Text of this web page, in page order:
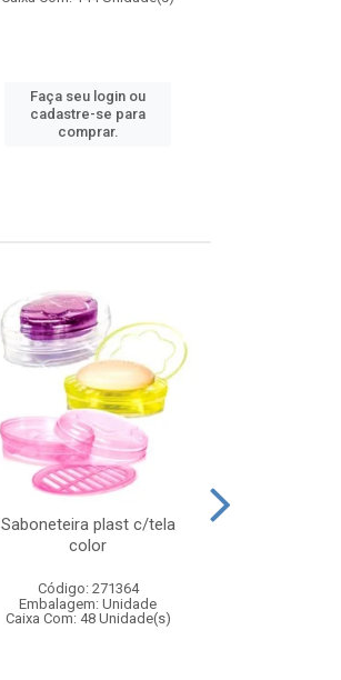
Faça seu login ou
cadastre-se para
comprar.
Saboneteira plast c/tela
color
Código: 271364
Embalagem: Unidade
Caixa Com: 48 Unidade(s)